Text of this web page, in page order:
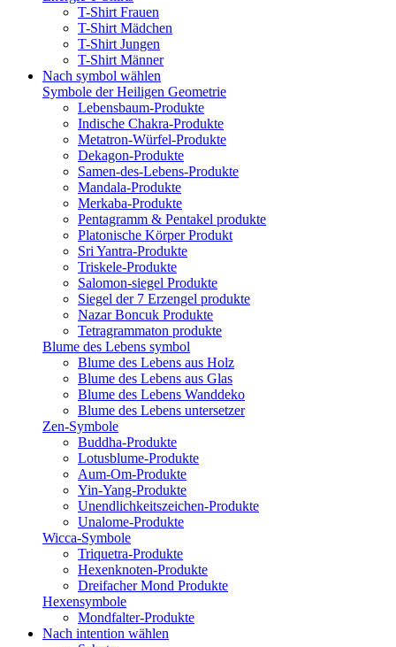
T-Shirt Frauen
T-Shirt Mädchen
T-Shirt Jungen
T-Shirt Männer
Nach symbol wählen
Symbole der Heiligen Geometrie
Lebensbaum-Produkte
Indische Chakra-Produkte
Metatron-Würfel-Produkte
Dekagon-Produkte
Samen-des-Lebens-Produkte
Mandala-Produkte
Merkaba-Produkte
Pentagramm & Pentakel produkte
Platonische Körper Produkt
Sri Yantra-Produkte
Triskele-Produkte
Salomon-siegel Produkte
Siegel der 7 Erzengel produkte
Nazar Boncuk Produkte
Tetragrammaton produkte
Blume des Lebens symbol​
Blume des Lebens aus Holz
Blume des Lebens aus Glas
Blume des Lebens Wanddeko
Blume des Lebens untersetzer
Zen-Symbole
Buddha-Produkte
Lotusblume-Produkte
Aum-Om-Produkte
Yin-Yang-Produkte
Unendlichkeitszeichen-Produkte
Unalome-Produkte
Wicca-Symbole
Triquetra-Produkte
Hexenknoten-Produkte
Dreifacher Mond Produkte
Hexensymbole
Mondfalter-Produkte
Nach intention wählen